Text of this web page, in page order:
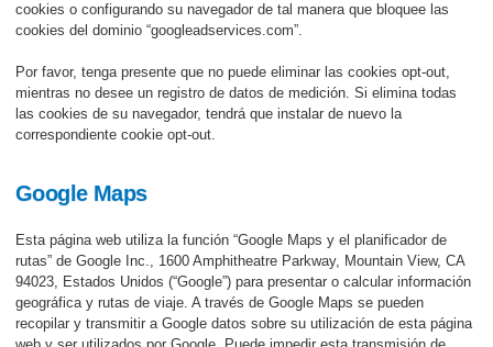
cookies o configurando su navegador de tal manera que bloquee las
cookies del dominio “googleadservices.com”.
Por favor, tenga presente que no puede eliminar las cookies opt-out,
mientras no desee un registro de datos de medición. Si elimina todas
las cookies de su navegador, tendrá que instalar de nuevo la
correspondiente cookie opt-out.
Google Maps
Esta página web utiliza la función “Google Maps y el planificador de
rutas” de Google Inc., 1600 Amphitheatre Parkway, Mountain View, CA
94023, Estados Unidos (“Google”) para presentar o calcular información
geográfica y rutas de viaje. A través de Google Maps se pueden
recopilar y transmitir a Google datos sobre su utilización de esta página